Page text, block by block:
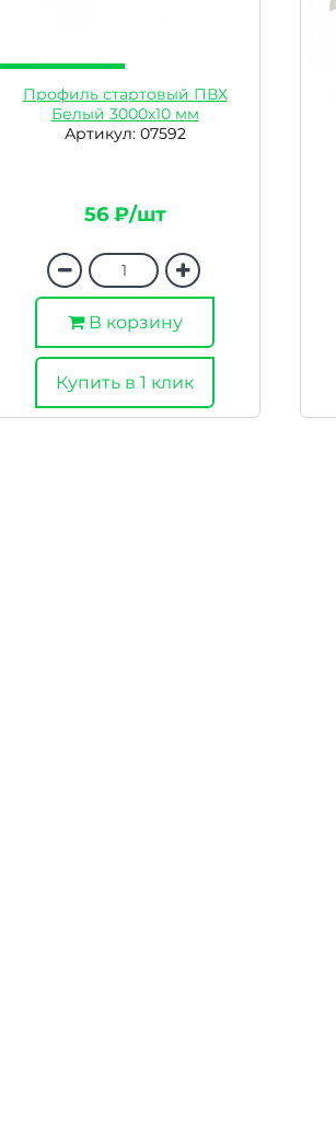
Профиль стартовый ПВХ
Белый 3000х10 мм
Артикул: 07592
56 ₽/шт
В корзину
Купить в 1 клик